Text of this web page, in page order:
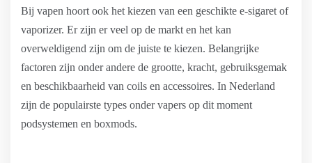
Bij vapen hoort ook het kiezen van een geschikte e-sigaret of
vaporizer. Er zijn er veel op de markt en het kan
overweldigend zijn om de juiste te kiezen. Belangrijke
factoren zijn onder andere de grootte, kracht, gebruiksgemak
en beschikbaarheid van coils en accessoires. In Nederland
zijn de populairste types onder vapers op dit moment
podsystemen en boxmods.